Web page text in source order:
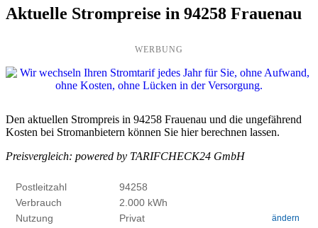
Aktuelle Strompreise in 94258 Frauenau
WERBUNG
Den aktuellen Strompreis in 94258 Frauenau und die ungefährend
Kosten bei Stromanbietern können Sie hier berechnen lassen.
Preisvergleich: powered by TARIFCHECK24 GmbH